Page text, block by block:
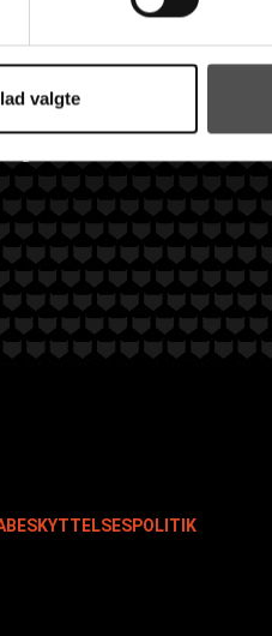
valgte
1, 4930 Maribo – start: Larsson
ca. 20.00
eller blot er i tvivl om, hvor du